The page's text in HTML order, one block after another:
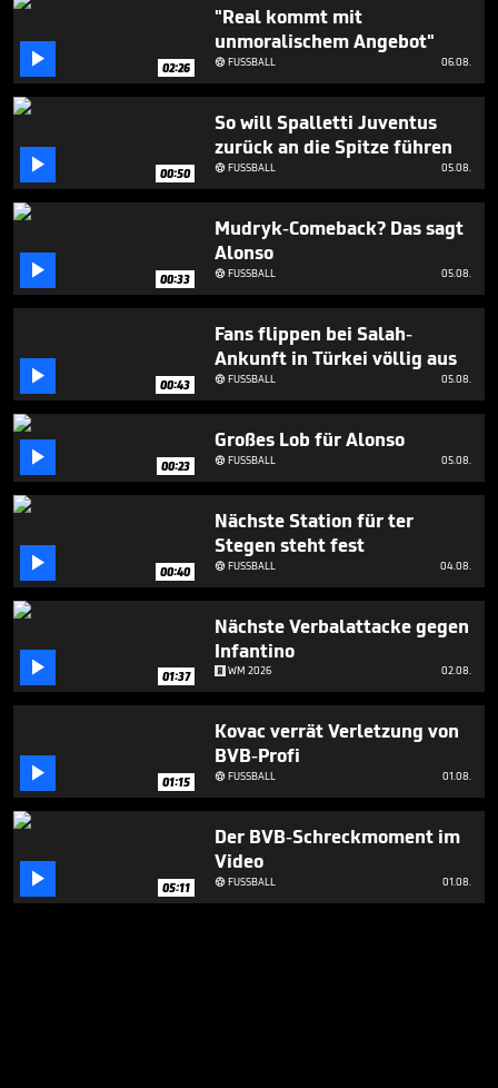
33
 02:26
"Real kommt mit
unmoralischem Angebot"
FUSSBALL 06.08.
 00:50
So will Spalletti Juventus
zurück an die Spitze führen
FUSSBALL 05.08.
 00:33
Mudryk-Comeback? Das sagt
Alonso
FUSSBALL 05.08.
 00:43
Fans flippen bei Salah-
Ankunft in Türkei völlig aus
FUSSBALL 05.08.
 00:23
Großes Lob für Alonso
FUSSBALL 05.08.
 00:40
Nächste Station für ter
Stegen steht fest
FUSSBALL 04.08.
 01:37
Nächste Verbalattacke gegen
Infantino
WM 2026 02.08.
 01:15
Kovac verrät Verletzung von
BVB-Profi
FUSSBALL 01.08.
 05:11
Der BVB-Schreckmoment im
Video
FUSSBALL 01.08.